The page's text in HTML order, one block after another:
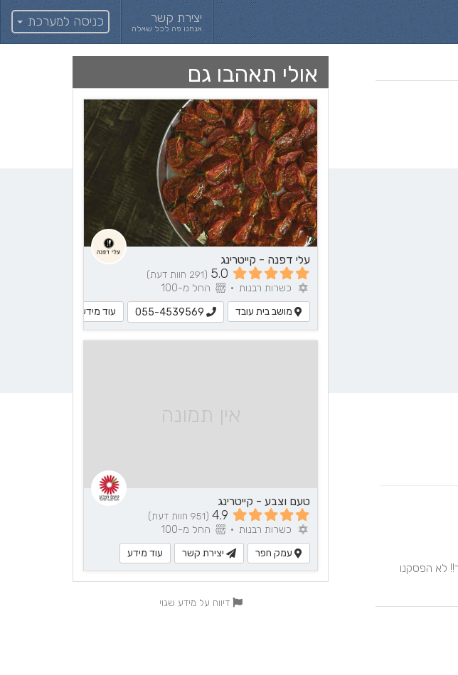
יצירת קשר
אנחנו פה לכל שאלה כניסה למערכת
אולי תאהבו גם
עלי דפנה - קייטרינג
5.0 (291 חוות דעת)
כשרות רבנות •
החל מ-100
מושב בית עובד
055-4539569 עוד מידע
אין תמונה
טעם וצבע - קייטרינג
4.9 (951 חוות דעת)
כשרות רבנות •
החל מ-100
עמק חפר
יצירת קשר עוד מידע
דיווח על מידע שגוי